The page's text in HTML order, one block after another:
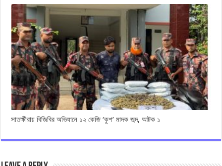
সাতক্ষীরায় বিজিবির অভিযানে ১২ কেজি ‘কুশ’ মাদক জব্দ, আটক ১